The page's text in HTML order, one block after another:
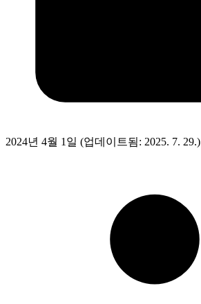
2024년 4월 1일 (업데이트됨: 2025. 7. 29.)